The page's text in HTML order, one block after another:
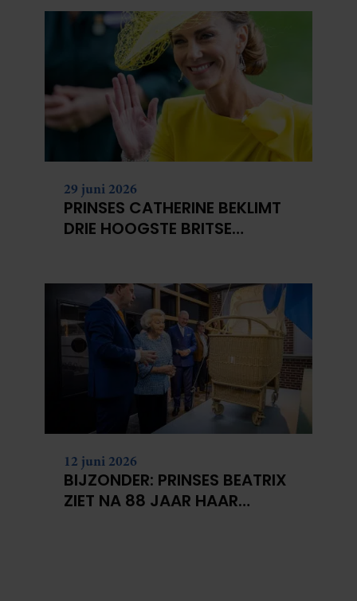
29 juni 2026
PRINSES CATHERINE BEKLIMT
DRIE HOOGSTE BRITSE
12 juni 2026
BIJZONDER: PRINSES BEATRIX
ZIET NA 88 JAAR HAAR